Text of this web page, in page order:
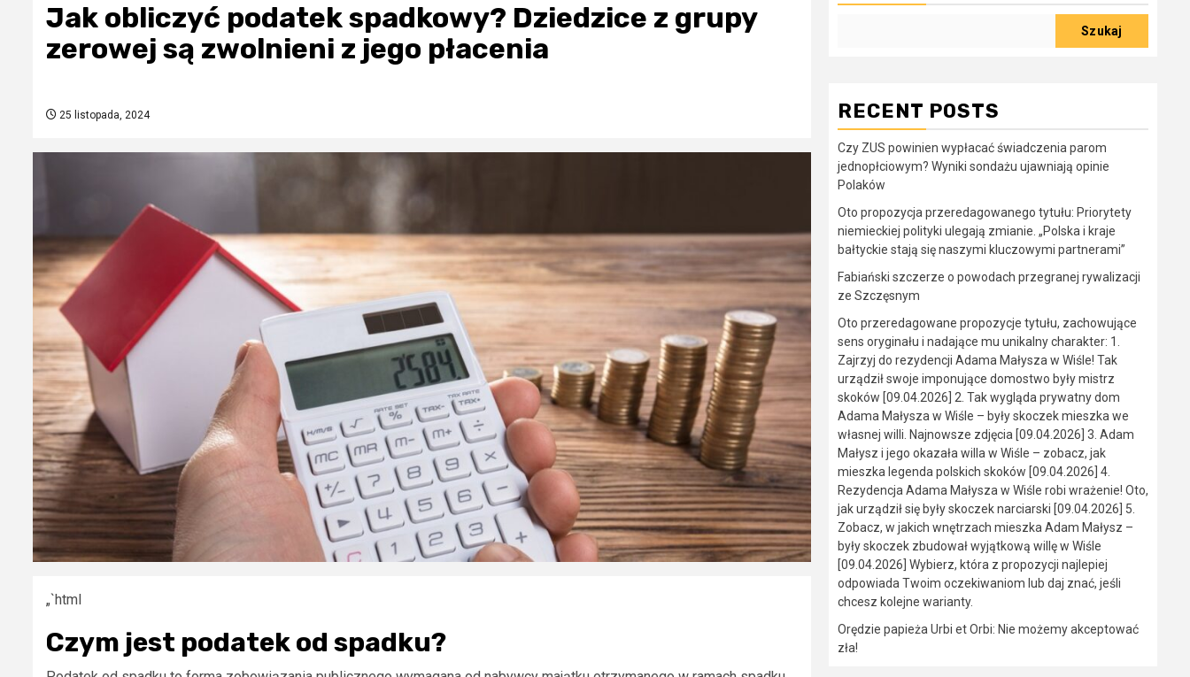
Jak obliczyć podatek spadkowy? Dziedzice z grupy
zerowej są zwolnieni z jego płacenia
25 listopada, 2024
„`html
Czym jest podatek od spadku?
Szukaj
RECENT POSTS
Czy ZUS powinien wypłacać świadczenia parom
jednopłciowym? Wyniki sondażu ujawniają opinie
Polaków
Oto propozycja przeredagowanego tytułu: Priorytety
niemieckiej polityki ulegają zmianie. „Polska i kraje
bałtyckie stają się naszymi kluczowymi partnerami”
Fabiański szczerze o powodach przegranej rywalizacji
ze Szczęsnym
Oto przeredagowane propozycje tytułu, zachowujące
sens oryginału i nadające mu unikalny charakter: 1.
Zajrzyj do rezydencji Adama Małysza w Wiśle! Tak
urządził swoje imponujące domostwo były mistrz
skoków [09.04.2026] 2. Tak wygląda prywatny dom
Adama Małysza w Wiśle – były skoczek mieszka we
własnej willi. Najnowsze zdjęcia [09.04.2026] 3. Adam
Małysz i jego okazała willa w Wiśle – zobacz, jak
mieszka legenda polskich skoków [09.04.2026] 4.
Rezydencja Adama Małysza w Wiśle robi wrażenie! Oto,
jak urządził się były skoczek narciarski [09.04.2026] 5.
Zobacz, w jakich wnętrzach mieszka Adam Małysz –
były skoczek zbudował wyjątkową willę w Wiśle
[09.04.2026] Wybierz, która z propozycji najlepiej
odpowiada Twoim oczekiwaniom lub daj znać, jeśli
chcesz kolejne warianty.
Orędzie papieża Urbi et Orbi: Nie możemy akceptować
zła!